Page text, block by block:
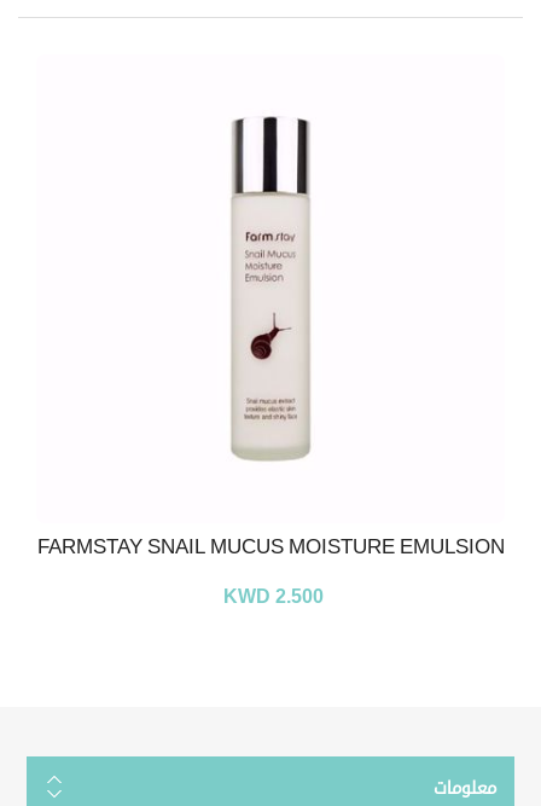
FARMSTAY SNAIL MUCUS MOISTURE EMULSION
KWD 2.500
معلومات